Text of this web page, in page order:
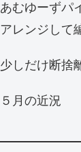
あむゆーずパ
アレンジして
少しだけ断捨
５月の近況